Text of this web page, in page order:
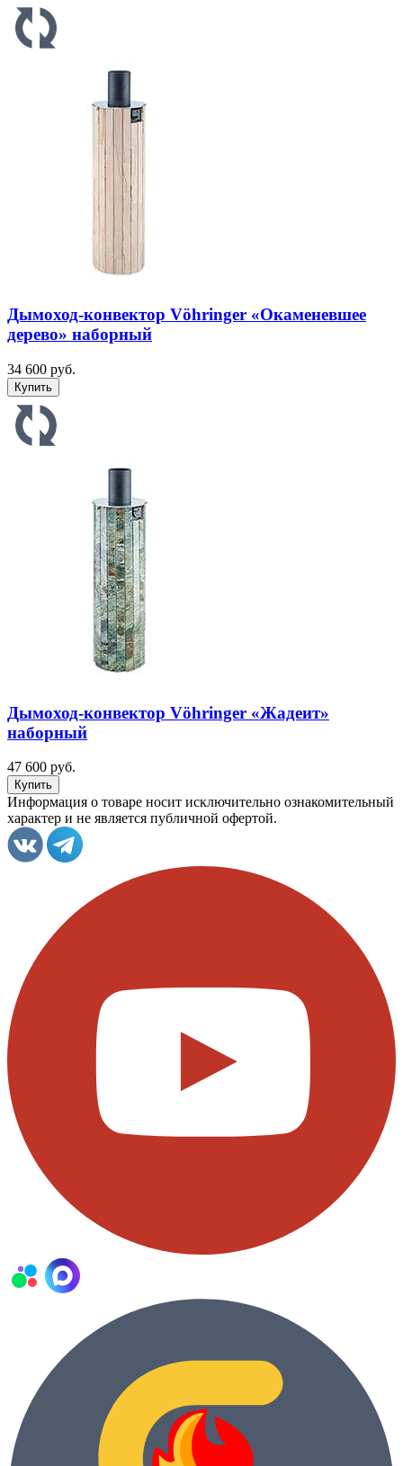
Дымоход-конвектор Vöhringer «Окаменевшее
дерево» наборный
34 600 руб.
Дымоход-конвектор Vöhringer «Жадеит»
наборный
47 600 руб.
Информация о товаре носит исключительно ознакомительный
характер и не является публичной офертой.